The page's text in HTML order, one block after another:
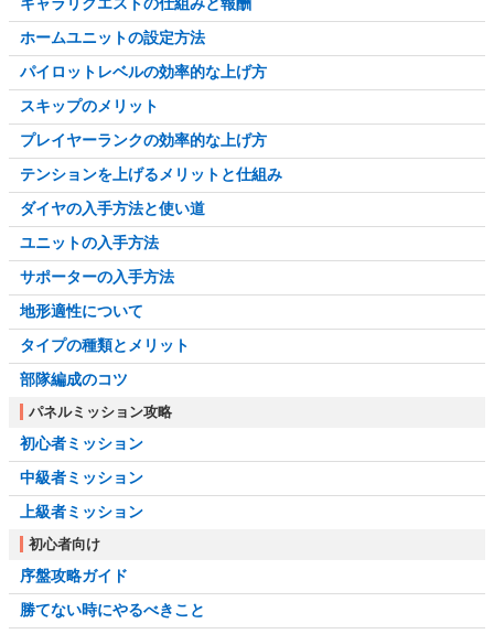
キャラリクエストの仕組みと報酬
ホームユニットの設定方法
パイロットレベルの効率的な上げ方
スキップのメリット
プレイヤーランクの効率的な上げ方
テンションを上げるメリットと仕組み
ダイヤの入手方法と使い道
ユニットの入手方法
サポーターの入手方法
地形適性について
タイプの種類とメリット
部隊編成のコツ
パネルミッション攻略
初心者ミッション
中級者ミッション
上級者ミッション
初心者向け
序盤攻略ガイド
勝てない時にやるべきこと